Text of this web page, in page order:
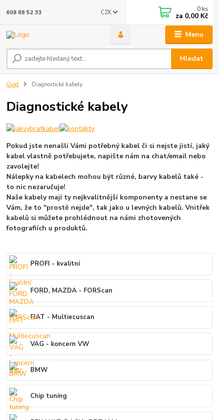
Menu
CZK
Hledat
608 88 52 33 0 ks
za 0,00 Kč
Úvod Diagnostické kabely
Diagnostické kabely
Pokud jste nenašli Vámi potřebný kabel či si nejste jistí, jaký
kabel vlastně potřebujete, napište nám na chat/email nebo
zavolejte!
Nálepky na kabelech mohou být různé, barvy kabelů také -
to nic nezaručuje!
Naše kabely mají ty nejkvalitnější komponenty a nestane se
Vám, že to "prostě nejde", tak jako u levných kabelů. Vnitřek
kabelů si můžete prohlédnout na námi zhotovených
fotografiích u produktů.
PROFI - kvalitní
FORD, MAZDA - FORScan
FIAT - Multiecuscan
VAG - koncern VW
BMW
Chip tuning